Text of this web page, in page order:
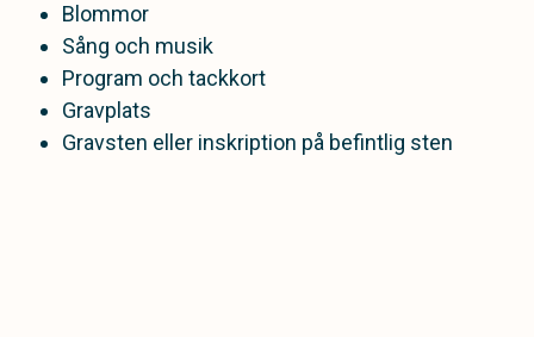
Blommor
Sång och musik
Program och tackkort
Gravplats
Gravsten eller inskription på befintlig sten